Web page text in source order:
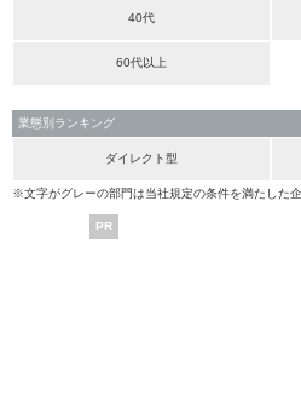
40代
60代以上
業態別ランキング
ダイレクト型
※文字がグレーの部門は当社規定の条件を満たした
PR